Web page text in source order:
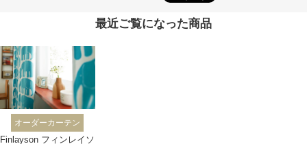
最近ご覧になった商品
オーダーカーテン
Finlayson フィンレイソ